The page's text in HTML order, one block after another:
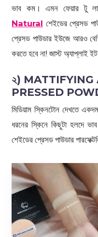
ভাব কম। এমন ফেয়ার টু
Natural শেইডের প্রেসড
প্রেসড পাউডার ইউজে আরও
করতে হবে না! জাস্ট অ্যাপ্লাই ইট
২) MATTIFYING
PRESSED
মিডিয়াম স্কিনটোন দেখতে
ধরনের স্কিনে কিছুটা হলদে
শেইডের প্রেসড পাউডার